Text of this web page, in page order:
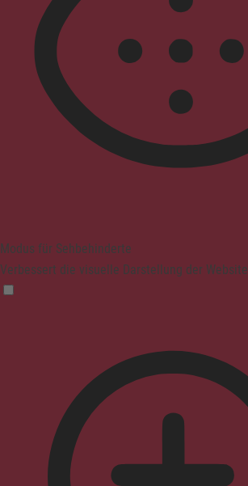
Modus für Sehbehinderte
Verbessert die visuelle Darstellung der Website